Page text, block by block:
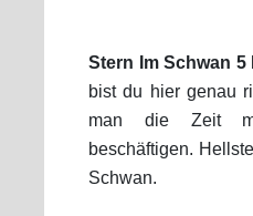
Stern Im Schwan 5
bist du hier genau
man die Zeit mit
beschäftigen.
Schwan.